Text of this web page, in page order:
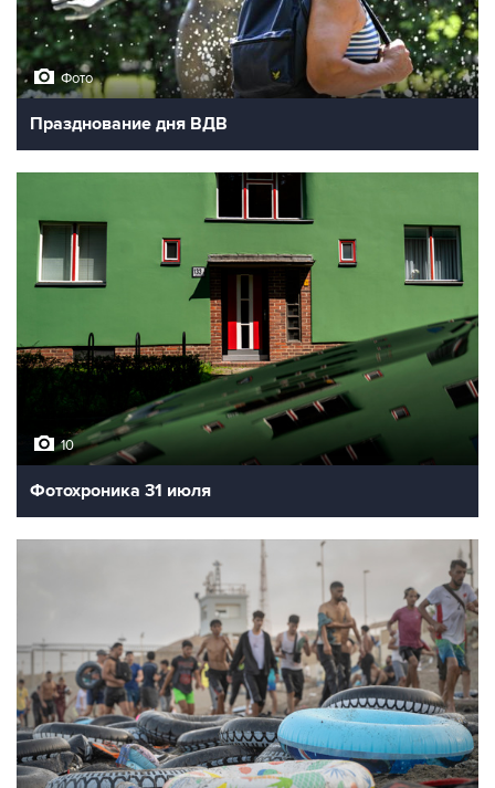
Фото
Празднование дня ВДВ
10
Фотохроника 31 июля